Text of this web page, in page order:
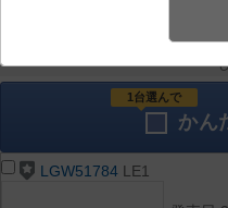
1台選んで
かん
LGW51784 LE1